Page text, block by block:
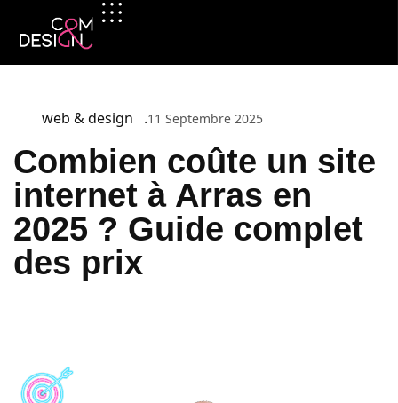
web & design 11 Septembre 2025
Combien coûte un site
internet à Arras en
2025 ? Guide complet
des prix